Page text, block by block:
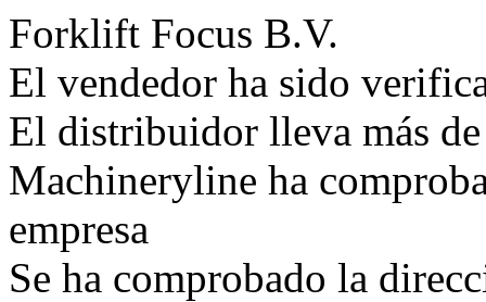
Forklift Focus B.V.
El vendedor ha sido
El distribuidor lleva más
Machineryline ha
empresa
Se ha comprobado la